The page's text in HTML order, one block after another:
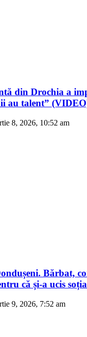
din Drochia a
au talent”
8, 2026, 10:52 am
Bărbat,
că și-a ucis
9, 2026, 7:52 am